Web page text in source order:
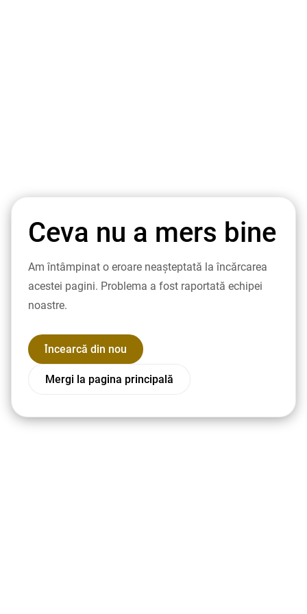
Ceva nu a mers bine
Am întâmpinat o eroare neașteptată la încărcarea
acestei pagini. Problema a fost raportată echipei
noastre.
Încearcă din nou
Mergi la pagina principală